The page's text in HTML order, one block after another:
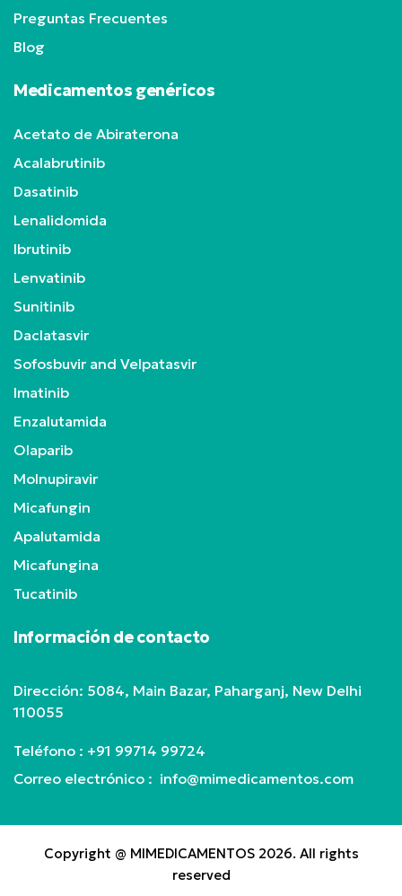
Preguntas Frecuentes
Blog
Medicamentos genéricos
Acetato de Abiraterona
Acalabrutinib
Dasatinib
Lenalidomida
Ibrutinib
Lenvatinib
Sunitinib
Daclatasvir
Sofosbuvir and Velpatasvir
Imatinib
Enzalutamida
Olaparib
Molnupiravir
Micafungin
Apalutamida
Micafungina
Tucatinib
Información de contacto
Dirección: 5084, Main Bazar, Paharganj, New Delhi
110055
Teléfono : +91 99714 99724
Correo electrónico : info@mimedicamentos.com
Copyright @ MIMEDICAMENTOS 2026. All rights
reserved